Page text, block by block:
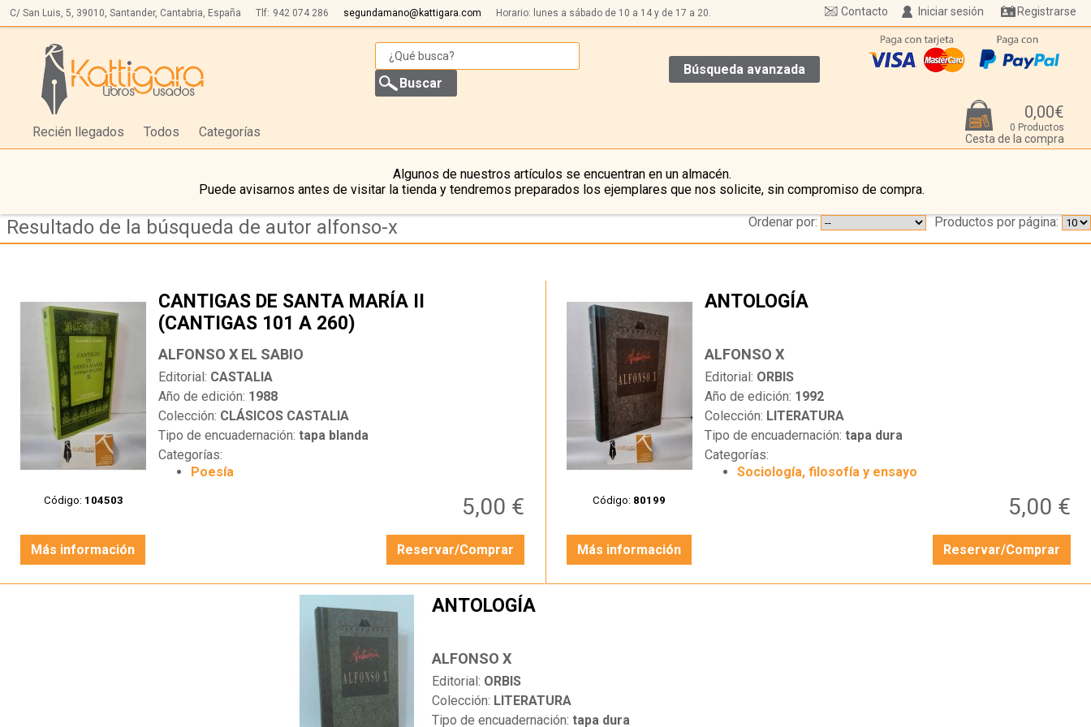
C/ San Luis, 5, 39010, Santander, Cantabria, España Tlf: 942 074 286 segundamano@kattigara.com Horario: lunes a sábado de 10 a 14 y de 17 a 20. Iniciar sesión Registrarse
Contacto
Búsqueda avanzada
Recién llegados Todos Categorías
0,00€
0 Productos
Cesta de la compra
Algunos de nuestros artículos se encuentran en un almacén.
Puede avisarnos antes de visitar la tienda y tendremos preparados los ejemplares que nos solicite, sin compromiso de compra.
Resultado de la búsqueda de autor alfonso-x Productos por página:
Ordenar por:
Código: 104503
CANTIGAS DE SANTA MARÍA II
(CANTIGAS 101 A 260)
ALFONSO X EL SABIO
Editorial: CASTALIA
Año de edición: 1988
Colección: CLÁSICOS CASTALIA
Tipo de encuadernación:tapa blanda
Categorías:
Poesía
5,00 €
Más información Reservar/Comprar
Código: 80199
ANTOLOGÍA
ALFONSO X
Editorial: ORBIS
Año de edición: 1992
Colección: LITERATURA
Tipo de encuadernación: tapa dura
Categorías:
Sociología, filosofía y ensayo
5,00 €
Más información Reservar/Comprar
ANTOLOGÍA
ALFONSO X
Editorial: ORBIS
Colección: LITERATURA
Tipo de encuadernación: tapa dura